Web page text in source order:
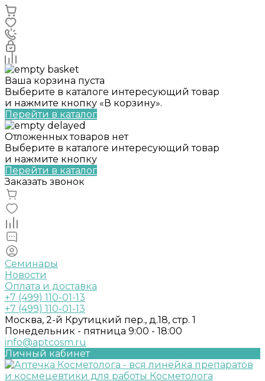
Ваша корзина пуста
Выберите в каталоге интересующий товар
и нажмите кнопку «В корзину».
Перейти в каталог
Отложенных товаров нет
Выберите в каталоге интересующий товар
и нажмите кнопку
Перейти в каталог
Заказать звонок
Семинары
Новости
Оплата и доставка
+7 (499) 110-01-13
+7 (499) 110-01-13
Москва, 2-й Крутицкий пер., д.18, стр. 1
Понедельник - пятница 9:00 - 18:00
info@aptcosm.ru
Личный кабинет